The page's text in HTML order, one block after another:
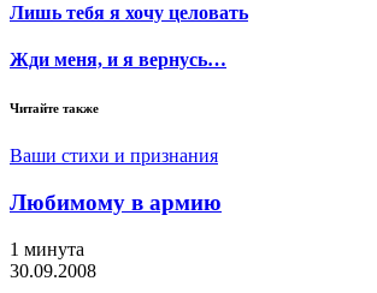
Лишь тебя я хочу целовать
Жди меня, и я вернусь…
Читайте также
Ваши стихи и признания
Любимому в армию
1 минута
30.09.2008